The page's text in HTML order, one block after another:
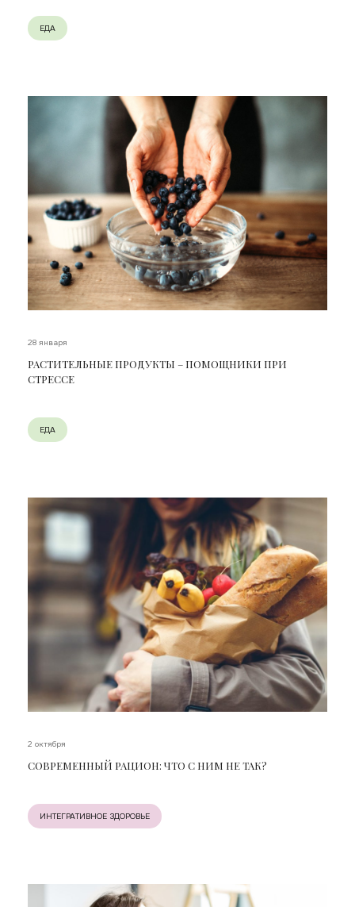
ЕДА
28 января
РАСТИТЕЛЬНЫЕ ПРОДУКТЫ – ПОМОЩНИКИ ПРИ
СТРЕССЕ
ЕДА
2 октября
СОВРЕМЕННЫЙ РАЦИОН: ЧТО С НИМ НЕ ТАК?
ИНТЕГРАТИВНОЕ ЗДОРОВЬЕ